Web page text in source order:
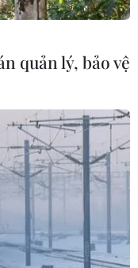
quản lý, bảo vệ